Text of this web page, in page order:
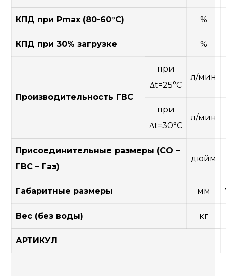
КПД при Pmax (80-60°C) %
КПД при 30% загрузке %
Производительность ГВС
при
Δt=25°C
л/мин
при
Δt=30°C
л/мин
Присоединительные размеры (СО –
ГВС – Газ)
дюйм
Габаритные размеры мм
Вес (без воды) кг
АРТИКУЛ